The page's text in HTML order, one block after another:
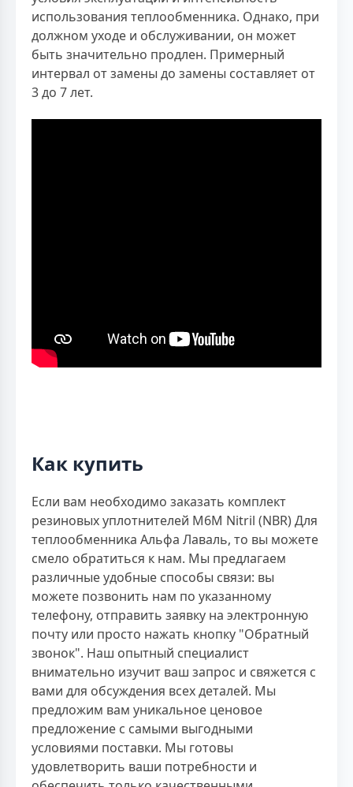
использования теплообменника. Однако, при
должном уходе и обслуживании, он может
быть значительно продлен. Примерный
интервал от замены до замены составляет от
3 до 7 лет.
Как купить
Если вам необходимо заказать комплект
резиновых уплотнителей M6M Nitril (NBR) Для
теплообменника Альфа Лаваль, то вы можете
смело обратиться к нам. Мы предлагаем
различные удобные способы связи: вы
можете позвонить нам по указанному
телефону, отправить заявку на электронную
почту или просто нажать кнопку "Обратный
звонок". Наш опытный специалист
внимательно изучит ваш запрос и свяжется с
вами для обсуждения всех деталей. Мы
предложим вам уникальное ценовое
предложение с самыми выгодными
условиями поставки. Мы готовы
удовлетворить ваши потребности и